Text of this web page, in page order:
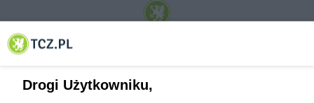
© 2001-2026 Tczew - TCZ.PL Sp. z o.o. Internetowy Serwis Informacyjny Miasta
Drogi Użytkowniku,